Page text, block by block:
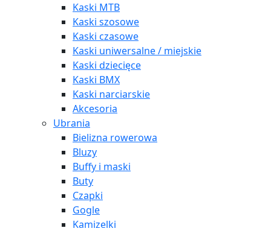
Kaski MTB
Kaski szosowe
Kaski czasowe
Kaski uniwersalne / miejskie
Kaski dziecięce
Kaski BMX
Kaski narciarskie
Akcesoria
Ubrania
Bielizna rowerowa
Bluzy
Buffy i maski
Buty
Czapki
Gogle
Kamizelki